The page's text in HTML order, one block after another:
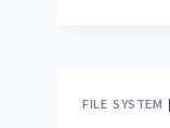
FILE SYSTEM